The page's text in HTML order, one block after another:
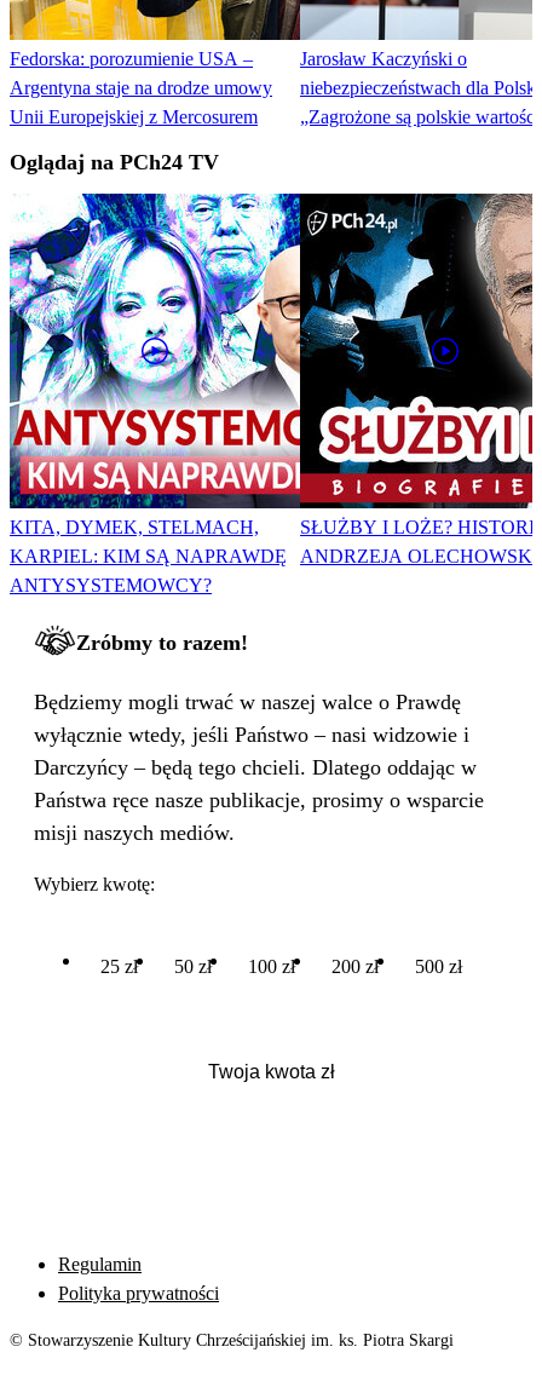
Fedorska: porozumienie USA –
Argentyna staje na drodze umowy
Unii Europejskiej z Mercosurem
Jarosław Kaczyński o
niebezpieczeństwach dla
„Zagrożone są polskie
Oglądaj na PCh24 TV
KITA, DYMEK, STELMACH,
KARPIEL: KIM SĄ NAPRAWDĘ
ANTYSYSTEMOWCY?
SŁUŻBY I LOŻE?
ANDRZEJA
Zróbmy to razem!
Będziemy mogli trwać w naszej walce o Prawdę
wyłącznie wtedy, jeśli Państwo – nasi widzowie i
Darczyńcy – będą tego chcieli. Dlatego oddając w
Państwa ręce nasze publikacje, prosimy o wsparcie
misji naszych mediów.
Wybierz kwotę:
25 zł 50 zł 100 zł 200 zł 500 zł
Regulamin
Polityka prywatności
© Stowarzyszenie Kultury Chrześcijańskiej im. ks. Piotra Skargi